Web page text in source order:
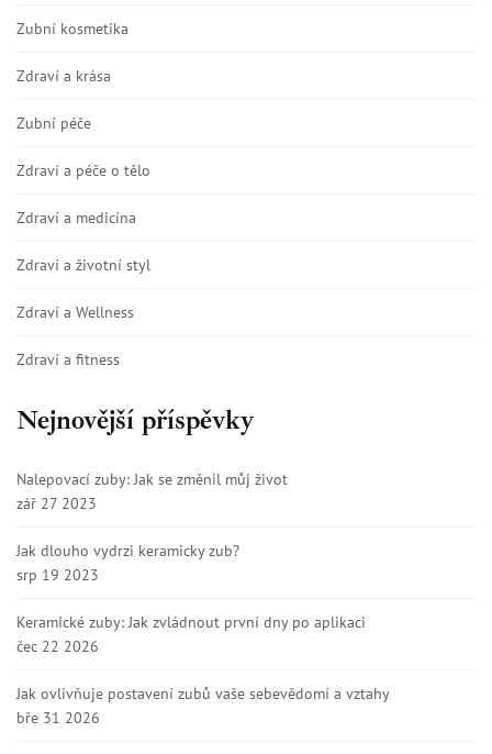
Zubní kosmetika
Zdraví a krása
Zubní péče
Zdraví a péče o tělo
Zdraví a medicína
Zdraví a životní styl
Zdraví a Wellness
Zdraví a fitness
Nejnovější příspěvky
Nalepovací zuby: Jak se změnil můj život
zář 27 2023
Jak dlouho vydrzi keramicky zub?
srp 19 2023
Keramické zuby: Jak zvládnout první dny po aplikaci
čec 22 2026
Jak ovlivňuje postavení zubů vaše sebevědomí a vztahy
bře 31 2026